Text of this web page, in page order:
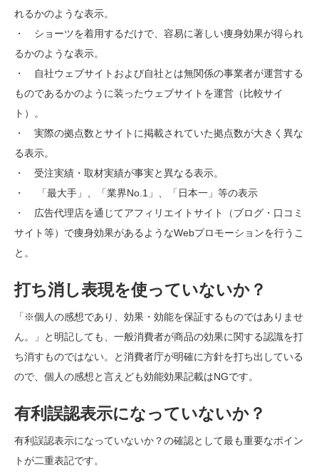
れるかのような表示。
・ ショーツを着用するだけで、容易に著しい痩身効果が得られ
るかのような表示。
・ 自社ウェブサイトおよび自社とは無関係の事業者が運営する
ものであるかのように装ったウェブサイトを運営（比較サイ
ト）。
・ 実際の拠点数とサイトに掲載されていた拠点数が大きく異な
る表示。
・ 受注実績・取材実績が事実と異なる表示。
・ 「最大手」、「業界No.1」、「日本一」等の表示
・ 広告代理店を通じてアフィリエイトサイト（ブログ・口コミ
サイト等）で痩身効果があるようなWebプロモーションを行うこ
と。
打ち消し表現を使っていないか？
「※個人の感想であり、効果・効能を保証するものではありませ
ん。」と明記しても、一般消費者が商品の効果に関する認識を打
ち消すものではない。と消費者庁が明確に方針を打ち出している
ので、個人の感想と言えども効能効果記載はNGです。
有利誤認表示になっていないか？
有利誤認表示になっていないか？の確認として最も重要なポイン
トが二重表記です。